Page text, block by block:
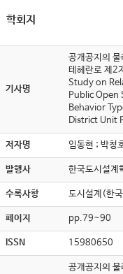
학회지
기사명
공개공지의
테헤란로 제2
Study on
Public Open
Behavior
District Unit
저자명 임동현 ; 박청
발행사 한국도시설계
수록사항 도시설계(한
페이지 pp.79~90
ISSN 15980650
공개공지의